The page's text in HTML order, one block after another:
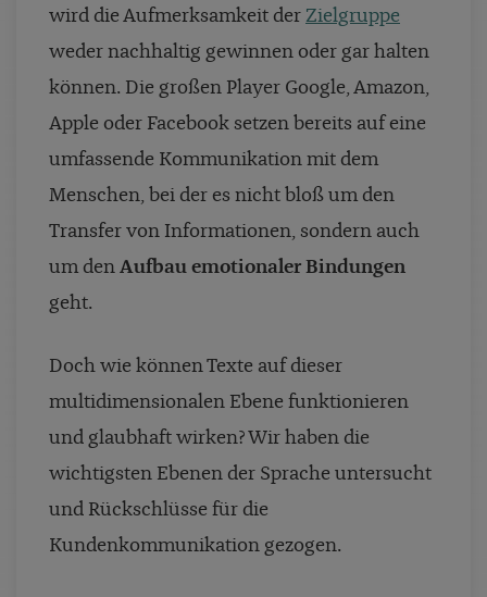
wird die Aufmerksamkeit der Zielgruppe
weder nachhaltig gewinnen oder gar halten
können. Die großen Player Google, Amazon,
Apple oder Facebook setzen bereits auf eine
umfassende Kommunikation mit dem
Menschen, bei der es nicht bloß um den
Transfer von Informationen, sondern auch
um den Aufbau emotionaler Bindungen
geht.
Doch wie können Texte auf dieser
multidimensionalen Ebene funktionieren
und glaubhaft wirken? Wir haben die
wichtigsten Ebenen der Sprache untersucht
und Rückschlüsse für die
Kundenkommunikation gezogen.